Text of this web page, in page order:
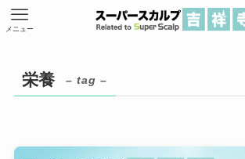
メニュー
栄養 – tag –